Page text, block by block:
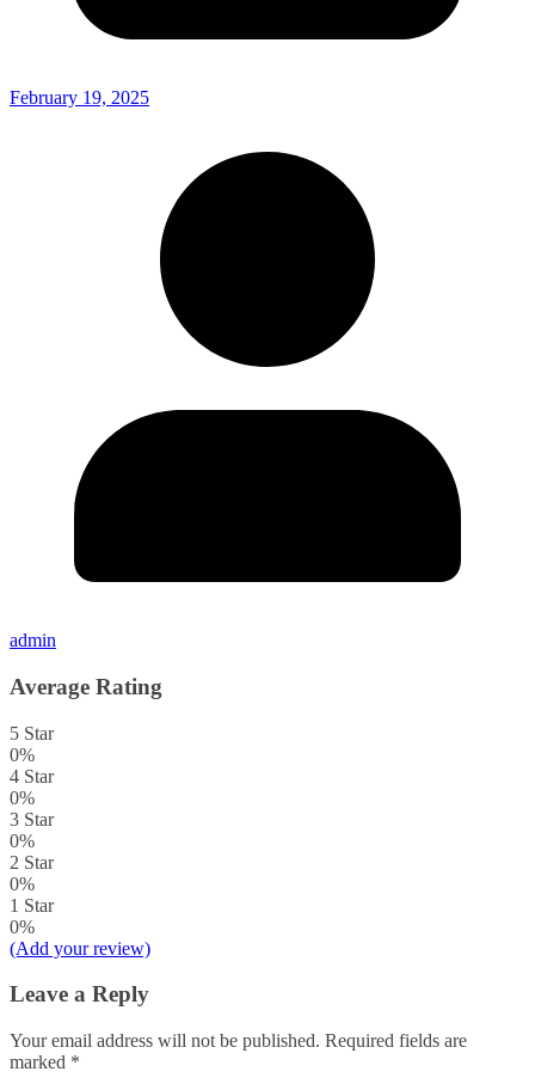
February 19, 2025
admin
Average Rating
5 Star
0%
4 Star
0%
3 Star
0%
2 Star
0%
1 Star
0%
(Add your review)
Leave a Reply
Your email address will not be published. Required fields are
marked *